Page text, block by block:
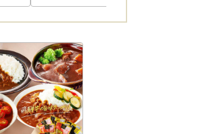
願いいたします。